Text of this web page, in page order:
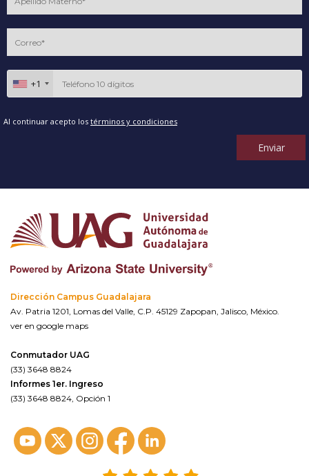
+1
Al continuar acepto los términos y condiciones
Enviar
Dirección Campus Guadalajara
Av. Patria 1201, Lomas del Valle, C.P. 45129 Zapopan, Jalisco, México.
ver en google maps
Conmutador UAG
(33) 3648 8824
Informes 1er. Ingreso
(33) 3648 8824, Opción 1